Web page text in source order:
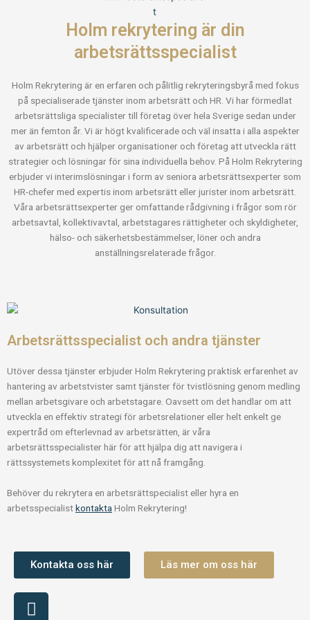
Holm rekrytering är din
arbetsrättsspecialist
Holm Rekrytering är en erfaren och pålitlig rekryteringsbyrå med fokus
på specialiserade tjänster inom arbetsrätt och HR. Vi har förmedlat
arbetsrättsliga specialister till företag över hela Sverige sedan under
mer än femton år. Vi är högt kvalificerade och väl insatta i alla aspekter
av arbetsrätt och hjälper organisationer och företag att utveckla rätt
strategier och lösningar för sina individuella behov. På Holm Rekrytering
erbjuder vi interimslösningar i form av seniora arbetsrättsexperter som
HR-chefer med expertis inom arbetsrätt eller jurister inom arbetsrätt.
Våra arbetsrättsexperter ger omfattande rådgivning i frågor som rör
arbetsavtal, kollektivavtal, arbetstagares rättigheter och skyldigheter,
hälso- och säkerhetsbestämmelser, löner och andra
anställningsrelaterade frågor.
Arbetsrättsspecialist och andra tjänster
Utöver dessa tjänster erbjuder Holm Rekrytering praktisk erfarenhet av
hantering av arbetstvister samt tjänster för tvistlösning genom medling
mellan arbetsgivare och arbetstagare. Oavsett om det handlar om att
utveckla en effektiv strategi för arbetsrelationer eller helt enkelt ge
expertråd om efterlevnad av arbetsrätten, är våra
arbetsrättsspecialister här för att hjälpa dig att navigera i
rättssystemets komplexitet för att nå framgång.
Behöver du rekrytera en arbetsrättspecialist eller hyra en
arbetsspecialistkontakta Holm Rekrytering!
Kontakta oss här Läs mer om oss här
L
i